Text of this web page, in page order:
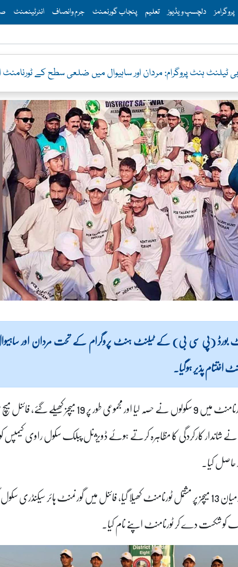
This is the main menu
پروگرامز دلچسپ ویڈیوز تعلیم پنجاب گورنمنٹ جرم وانصاف انٹرٹینمنٹ
ٹیلنٹ ہنٹ پروگرام: مردان اور ساہیوال میں ضلعی سطح کے ٹورنامنٹ
بورڈ (پی سی بی) کے ٹیلنٹ ہنٹ پروگرام کے تحت مردان اور
پذیر ہوگیا۔
ساہیوال میں منعقدہ ضلعی ٹورنامنٹ میں 9 سکولوں نے حصہ لیا اور مجموعی طور پر 19 میچز
شاندار کارکردگی کا مظاہرہ کرتے ہوئے ڈویژنل پبلک سکول راوی
کیا۔
مردان میں 8 سکولوں کے درمیان 13 میچز پر مشتمل ٹورنامنٹ کھیلا گیا، فائنل میں گورنمنٹ ہائر
کو شکست دے کر ٹورنامنٹ اپنے نام کیا۔